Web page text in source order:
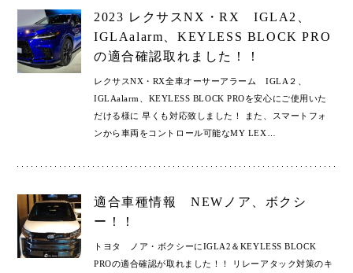
2023 レクサスNX・RX IGLA2、
IGLAalarm、KEYLESS BLOCK PRO
の適合確認取れました！！
レクサスNX・RX全車オーサーアラーム IGLA２、
IGLAalarm、KEYLESS BLOCK PROを安心にご使用いた
だける様に 早くも対応致しました！ また、スマートフォ
ンから車両をコントロール可能なMY LEX
適合車種情報 NEWノア、ボクシ
ー！！
トヨタ ノア・ボクシーにIGLA2＆KEYLESS BLOCK
PROの適合確認が取れました！！ リレーアタック対策のキ